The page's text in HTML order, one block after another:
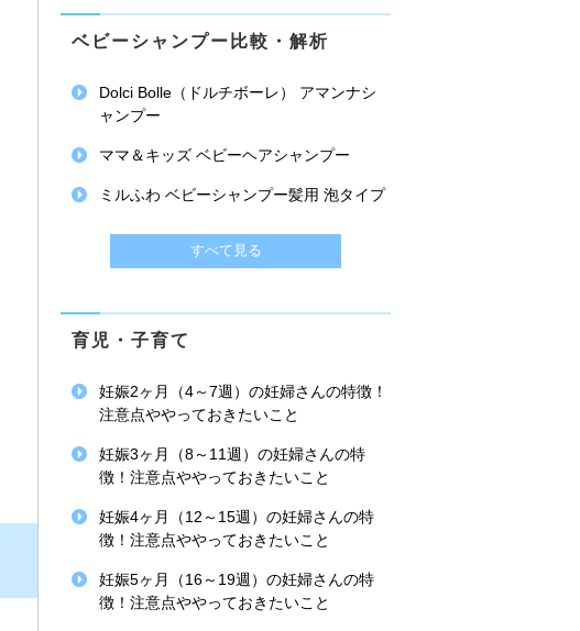
ベビーシャンプー比較・解析
Dolci Bolle（ドルチボーレ） アマンナシ
ャンプー
ママ＆キッズ ベビーヘアシャンプー
ミルふわ ベビーシャンプー髪用 泡タイプ
すべて見る
育児・子育て
妊娠2ヶ月（4～7週）の妊婦さんの特徴！
注意点ややっておきたいこと
妊娠3ヶ月（8～11週）の妊婦さんの特
徴！注意点ややっておきたいこと
妊娠4ヶ月（12～15週）の妊婦さんの特
徴！注意点ややっておきたいこと
妊娠5ヶ月（16～19週）の妊婦さんの特
徴！注意点ややっておきたいこと